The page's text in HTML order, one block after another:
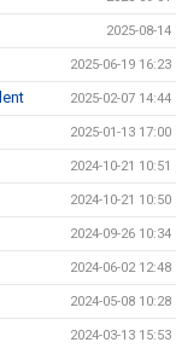
2025-08-14
2025-06-19 16:23
2025-02-07 14:44
2025-01-13 17:00
2024-10-21 10:51
2024-10-21 10:50
2024-09-26 10:34
2024-06-02 12:48
2024-05-08 10:28
2024-03-13 15:53